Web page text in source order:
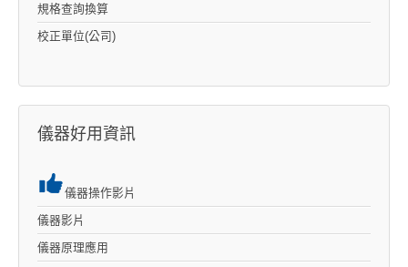
規格查詢換算
校正單位(公司)
儀器好用資訊
儀器操作影片
儀器影片
儀器原理應用